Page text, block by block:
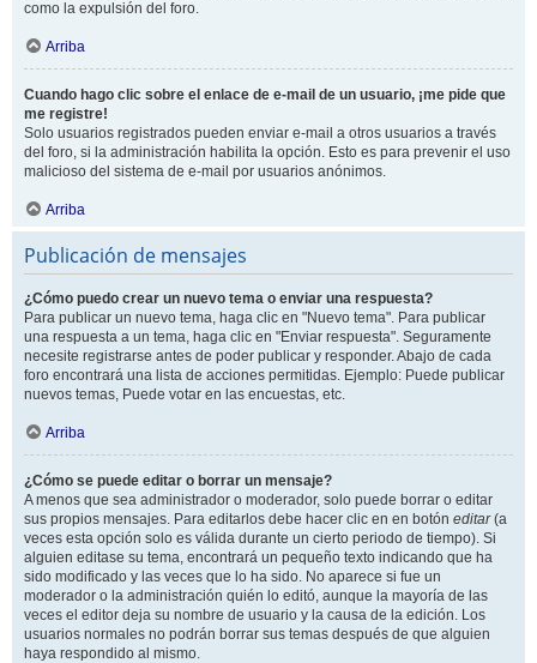
como la expulsión del foro.
Arriba
Cuando hago clic sobre el enlace de e-mail de un usuario, ¡me pide que
me registre!
Solo usuarios registrados pueden enviar e-mail a otros usuarios a través
del foro, si la administración habilita la opción. Esto es para prevenir el uso
malicioso del sistema de e-mail por usuarios anónimos.
Arriba
Publicación de mensajes
¿Cómo puedo crear un nuevo tema o enviar una respuesta?
Para publicar un nuevo tema, haga clic en "Nuevo tema". Para publicar
una respuesta a un tema, haga clic en "Enviar respuesta". Seguramente
necesite registrarse antes de poder publicar y responder. Abajo de cada
foro encontrará una lista de acciones permitidas. Ejemplo: Puede publicar
nuevos temas, Puede votar en las encuestas, etc.
Arriba
¿Cómo se puede editar o borrar un mensaje?
A menos que sea administrador o moderador, solo puede borrar o editar
sus propios mensajes. Para editarlos debe hacer clic en en botón editar(a
veces esta opción solo es válida durante un cierto periodo de tiempo). Si
alguien editase su tema, encontrará un pequeño texto indicando que ha
sido modificado y las veces que lo ha sido. No aparece si fue un
moderador o la administración quién lo editó, aunque la mayoría de las
veces el editor deja su nombre de usuario y la causa de la edición. Los
usuarios normales no podrán borrar sus temas después de que alguien
haya respondido al mismo.